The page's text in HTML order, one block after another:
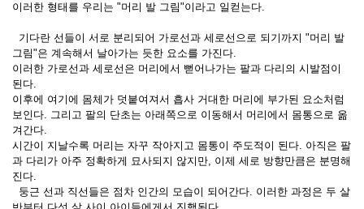
이러한 형태를 우리는 "머리 발 그림"이라고 일컫는다.
기다란 선들이 서로 분리되어 가로선과 세로선으로 되기까지 "머리 발
그림"은 계속해서 날아가는 듯한 요소를 가진다.
이러한 가로선과 세로선은 머리에서 뻗어나가는 팔과 다리의 시발점이
된다.
이후에 여기에 몸체가 덧붙여져서 흡사 거대한 머리에 부가된 요소처럼
보인다. 그리고 팔의 단초는 아래쪽으로 이동해서 머리에서 몸통으로 옮
겨간다.
시간이 지날수록 머리는 자꾸 작아지고 몸통이 주도적이 된다. 아직은 팔
과 다리가 아주 정확하게 묘사되지 않지만, 이제 세로 방향만큼은 분명해
진다.
둥근 선과 직선들은 점차 인간의 모습이 되어간다. 이러한 과정은 두 살